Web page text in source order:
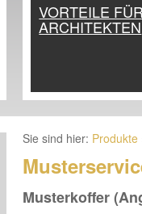
VORTEILE FÜR
ARCHITEKTEN
Sie sind hier: Produkte
Musterkoffer